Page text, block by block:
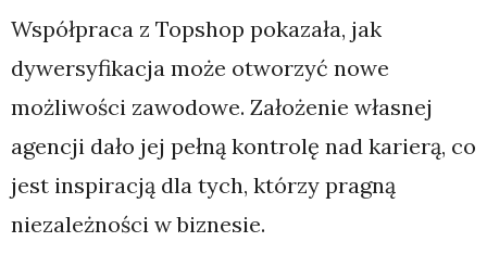
Współpraca z Topshop pokazała, jak
dywersyfikacja może otworzyć nowe
możliwości zawodowe. Założenie własnej
agencji dało jej pełną kontrolę nad karierą, co
jest inspiracją dla tych, którzy pragną
niezależności w biznesie.